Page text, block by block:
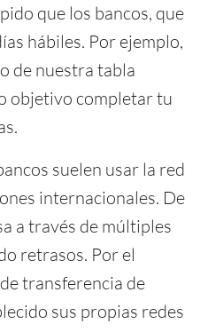
que los bancos, que
hábiles. Por ejemplo,
de nuestra tabla
objetivo completar tu
suelen usar la red
internacionales. De
a través de múltiples
retrasos. Por el
transferencia de
sus propias redes